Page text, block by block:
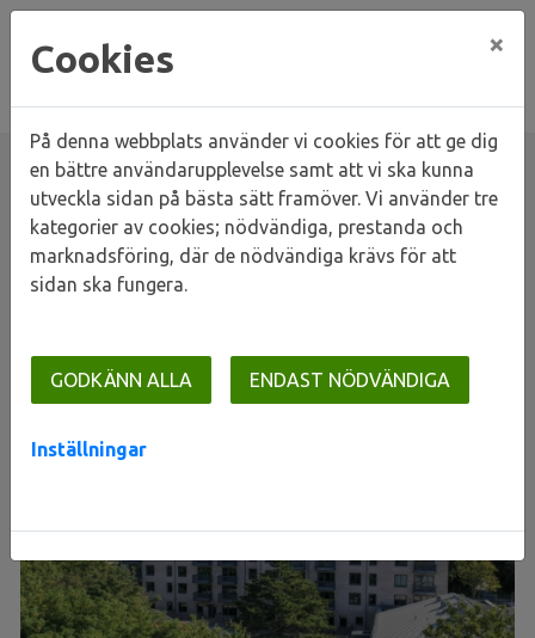
Hem Våra områden
Lunds stad
Linero och Mårtens Fälad
Tirfing
Cookies ×
På denna webbplats använder vi cookies för att ge dig
en bättre användarupplevelse samt att vi ska kunna
utveckla sidan på bästa sätt framöver. Vi använder tre
kategorier av cookies; nödvändiga, prestanda och
marknadsföring, där de nödvändiga krävs för att
sidan ska fungera.
GODKÄNN ALLA ENDAST NÖDVÄNDIGA
Inställningar